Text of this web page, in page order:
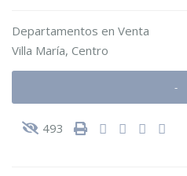
Departamentos en Venta
Villa María, Centro
-
493